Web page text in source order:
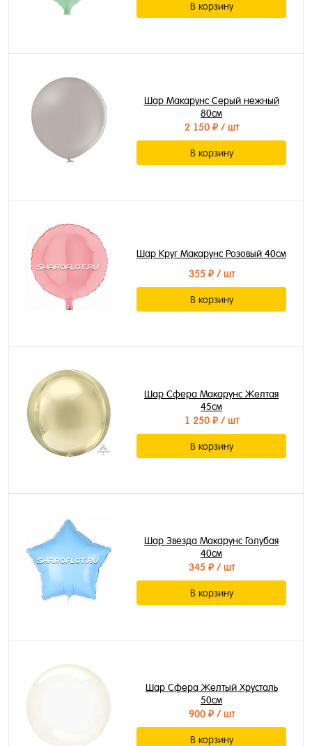
В корзину
Шар Макарунс Серый нежный
80см
2 150 ₽/ шт
В корзину
Шар Круг Макарунс Розовый 40см
355 ₽/ шт
В корзину
Шар Сфера Макарунс Желтая
45см
1 250 ₽/ шт
В корзину
Шар Звезда Макарунс Голубая
40см
345 ₽/ шт
В корзину
Шар Сфера Желтый Хрусталь
50см
900 ₽/ шт
В корзину